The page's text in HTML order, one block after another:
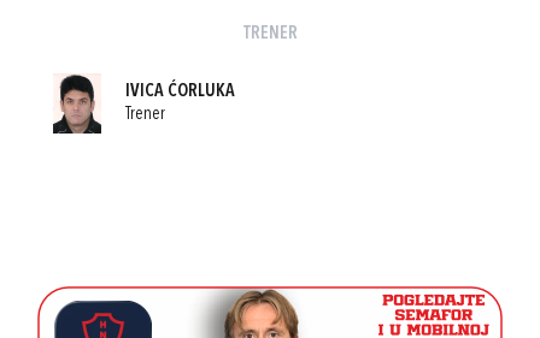
TRENER
IVICA ĆORLUKA
Trener